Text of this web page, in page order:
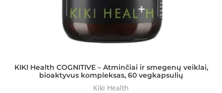
KIKI Health COGNITIVE – Atminčiai ir smegenų veiklai,
bioaktyvus kompleksas, 60 vegkapsulių
Kiki Health